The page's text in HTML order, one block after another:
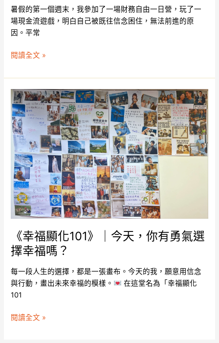
暑假的第一個週末，我參加了一場財務自由一日營，玩了一
場現金流遊戲，明白自己被既往信念困住，無法前進的原
因。平常
閱讀全文 »
《幸福顯化101》｜今天，你有勇氣選
擇幸福嗎？
每一段人生的選擇，都是一張畫布。今天的我，願意用信念
與行動，畫出未來幸福的模樣。
在這堂名為「幸福顯化
101
《幸
福
顯
化
101》
｜
今
天，
你
有
勇
選
擇
幸
福
嗎？
閱讀全文 »